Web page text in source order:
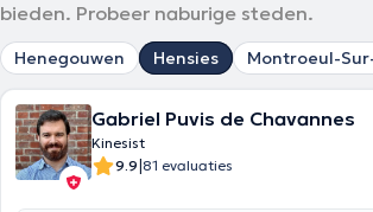
bieden. Probeer naburige steden.
Henegouwen Hensies Montroeul-
Gabriel Puvis de Chavannes
Kinesist
9.9|81 evaluaties